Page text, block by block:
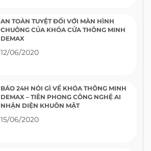
AN TOÀN TUYỆT ĐỐI VỚI MÀN HÌNH
CHUÔNG CỦA KHÓA CỬA THÔNG MINH
DEMAX
12/06/2020
BÁO 24H NÓI GÌ VỀ KHÓA THÔNG MINH
DEMAX – TIÊN PHONG CÔNG NGHỆ AI
NHẬN DIỆN KHUÔN MẶT
15/06/2020